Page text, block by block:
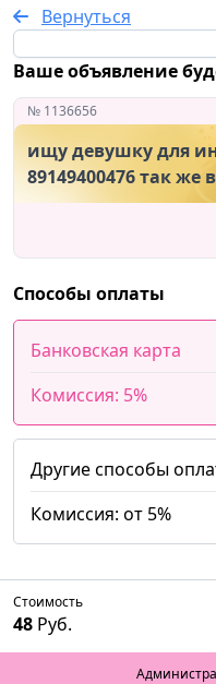
Вернуться
Ваше объявление
№ 1136656
ищу девушку для
89149400476 так же
Способы оплаты
Банковская карта
Комиссия: 5%
Другие способы
Комиссия: от 5%
Стоимость
48 Руб.